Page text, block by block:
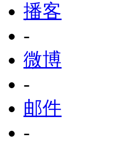
播客
-
微博
-
邮件
-